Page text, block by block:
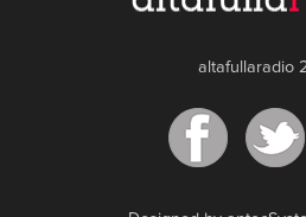
altafullaradio